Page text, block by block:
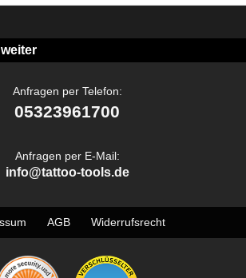
Anfragen per Telefon:
05323961700
Anfragen per E-Mail:
info@tattoo-tools.de
AGB Widerrufsrecht